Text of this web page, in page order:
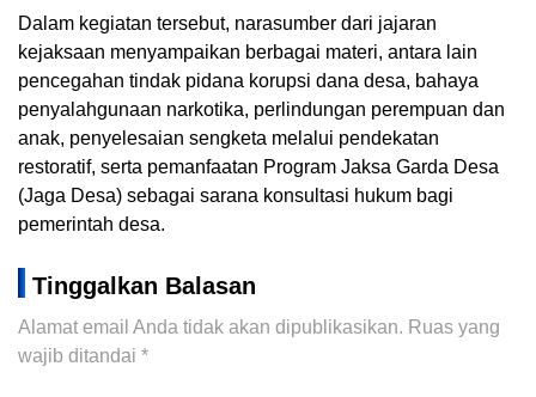
Dalam kegiatan tersebut, narasumber dari jajaran
kejaksaan menyampaikan berbagai materi, antara lain
pencegahan tindak pidana korupsi dana desa, bahaya
penyalahgunaan narkotika, perlindungan perempuan dan
anak, penyelesaian sengketa melalui pendekatan
restoratif, serta pemanfaatan Program Jaksa Garda Desa
(Jaga Desa) sebagai sarana konsultasi hukum bagi
pemerintah desa.
Tinggalkan Balasan
Alamat email Anda tidak akan dipublikasikan. Ruas yang
wajib ditandai *